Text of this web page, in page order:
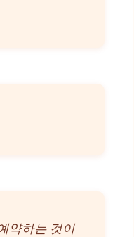
약하는 것이